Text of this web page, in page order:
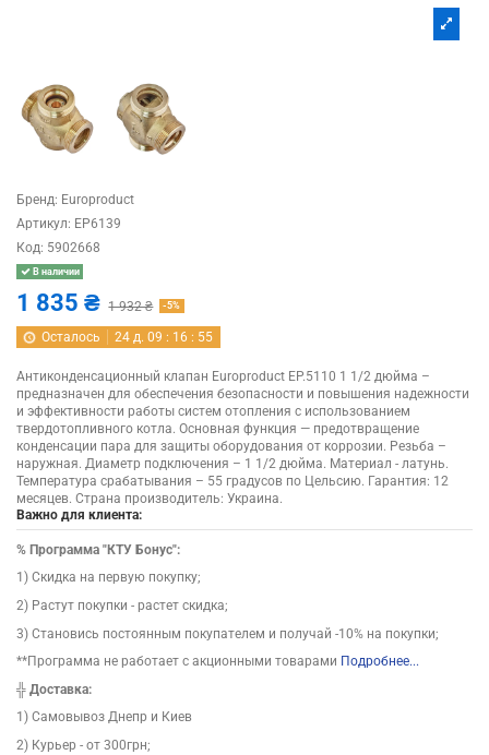
Бренд: Europroduct
Артикул: EP6139
Код: 5902668
В наличии
1 835 ₴ 1 932 ₴ -5%
Осталось 24 д. 09 : 16 : 54
Антиконденсационный клапан Europroduct EP.5110 1 1/2 дюйма –
предназначен для обеспечения безопасности и повышения надежности
и эффективности работы систем отопления с использованием
твердотопливного котла. Основная функция — предотвращение
конденсации пара для защиты оборудования от коррозии. Резьба –
наружная. Диаметр подключения – 1 1/2 дюйма. Материал - латунь.
Температура срабатывания – 55 градусов по Цельсию. Гарантия: 12
месяцев. Страна производитель: Украина.
Важно для клиента:
% Программа "КТУ Бонус":
1) Скидка на первую покупку;
2) Растут покупки - растет скидка;
3) Становись постоянным покупателем и получай -10% на покупки;
**Программа не работает с акционными товарами Подробнее...
╬ Доставка:
1) Самовывоз Днепр и Киев
2) Курьер - от 300грн;